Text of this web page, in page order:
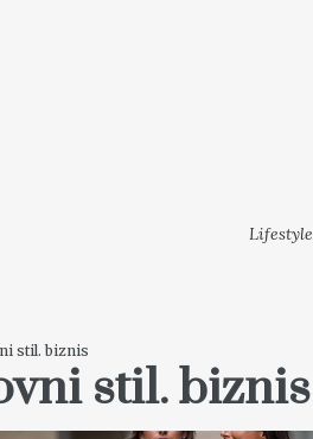
Lifestyle
stil. biznis
stil. biznis